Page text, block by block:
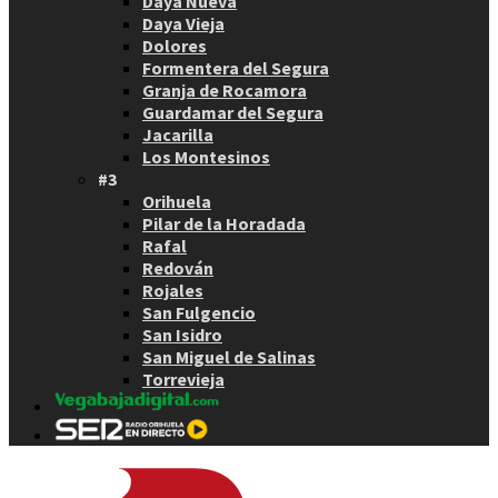
Daya Vieja
Dolores
Formentera del Segura
Granja de Rocamora
Guardamar del Segura
Jacarilla
Los Montesinos
#3
Orihuela
Pilar de la Horadada
Rafal
Redován
Rojales
San Fulgencio
San Isidro
San Miguel de Salinas
Torrevieja